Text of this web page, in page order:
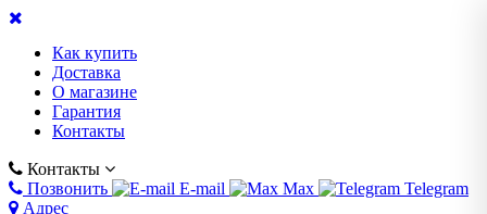
Как купить
Доставка
О магазине
Гарантия
Контакты
Контакты
Позвонить
E-mail Max
Telegram
Адрес